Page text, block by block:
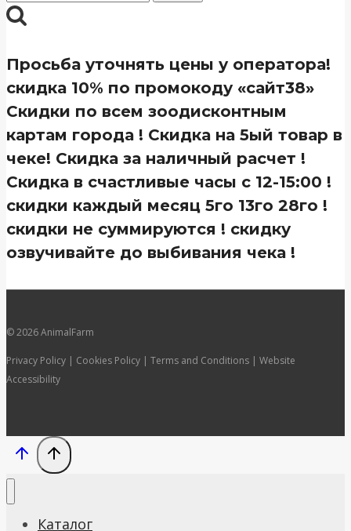
Просьба уточнять цены у оператора!
скидка 10% по промокоду «сайт38»
Скидки по всем зоодисконтным
картам города ! Скидка на 5ый товар в
чеке! Скидка за наличный расчет !
Скидка в счастливые часы с 12-15:00 !
скидки каждый месяц 5го 13го 28го !
скидки не суммируются ! скидку
озвучивайте до выбивания чека !
© 2026 AnimalFarm
Privacy Policy | Cookies Policy | Terms and Conditions | Website
Accessibility
Каталог